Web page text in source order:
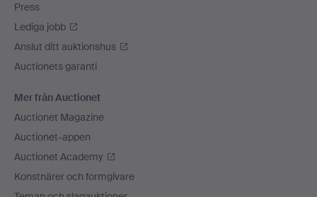
Press
Lediga jobb
Anslut ditt auktionshus
Auctionets garanti
Mer från Auctionet
Auctionet Magazine
Auctionet-appen
Auctionet Academy
Konstnärer och formgivare